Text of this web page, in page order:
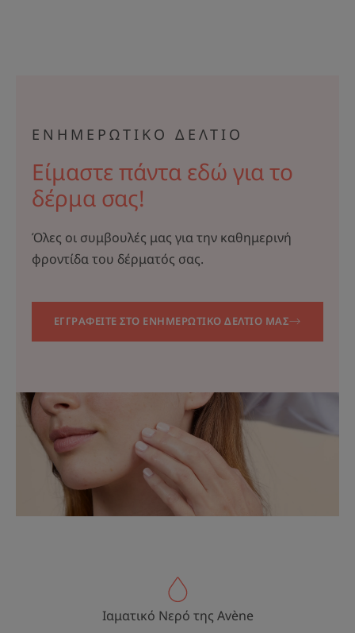
ΕΝΗΜΕΡΩΤΙΚΟ ΔΕΛΤΙΟ
Είμαστε πάντα εδώ για το
δέρμα σας!
Όλες οι συμβουλές μας για την καθημερινή
φροντίδα του δέρματός σας.
ΕΓΓΡΑΦΕΙΤΕ ΣΤΟ ΕΝΗΜΕΡΩΤΙΚΟ ΔΕΛΤΙΟ ΜΑΣ
Ιαματικό Νερό της Avène